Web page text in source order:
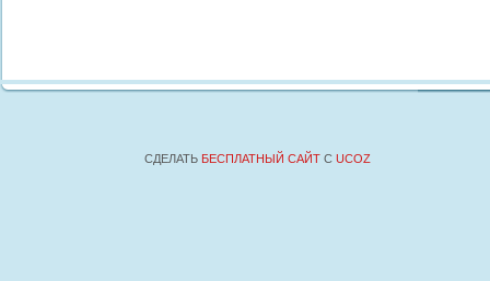
СДЕЛАТЬ БЕСПЛАТНЫЙ САЙТ С UCOZ